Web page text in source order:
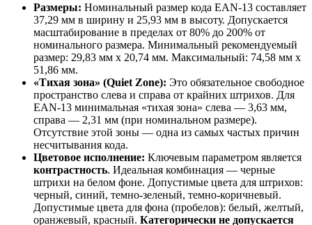
Размеры: Номинальный размер кода EAN-13 составляет
37,29 мм в ширину и 25,93 мм в высоту. Допускается
масштабирование в пределах от 80% до 200% от
номинального размера. Минимальный рекомендуемый
размер: 29,83 мм x 20,74 мм. Максимальный: 74,58 мм x
51,86 мм.
«Тихая зона» (Quiet Zone): Это обязательное свободное
пространство слева и справа от крайних штрихов. Для
EAN-13 минимальная «тихая зона» слева — 3,63 мм,
справа — 2,31 мм (при номинальном размере).
Отсутствие этой зоны — одна из самых частых причин
несчитывания кода.
Цветовое исполнение: Ключевым параметром является
контрастность. Идеальная комбинация — черные
штрихи на белом фоне. Допустимые цвета для штрихов:
черный, синий, темно-зеленый, темно-коричневый.
Допустимые цвета для фона (пробелов): белый, желтый,
оранжевый, красный. Категорически не допускается